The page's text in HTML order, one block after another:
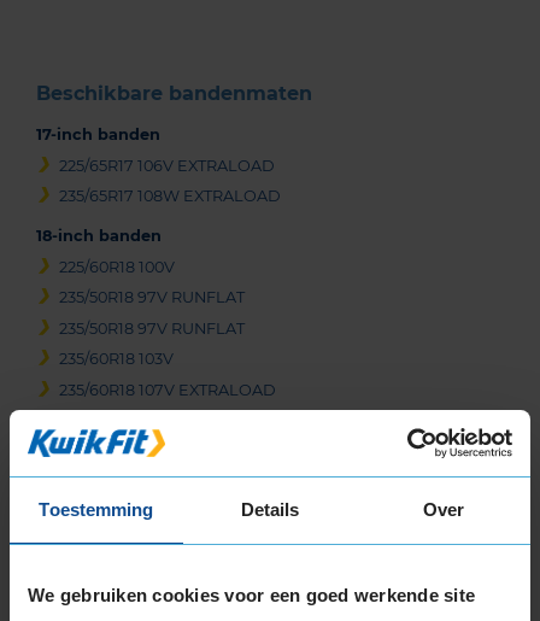
Toestemming Details Over
We gebruiken cookies voor een goed werkende site
Beschikbare bandenmaten
17-inch banden
225/65R17 106V EXTRALOAD
235/65R17 108W EXTRALOAD
18-inch banden
225/60R18 100V
235/50R18 97V RUNFLAT
235/50R18 97V RUNFLAT
235/60R18 103V
235/60R18 107V EXTRALOAD
235/60R18 107W EXTRALOAD
235/65R18 110H EXTRALOAD
255/55R18 109Y EXTRALOAD
255/60R18 112W EXTRALOAD